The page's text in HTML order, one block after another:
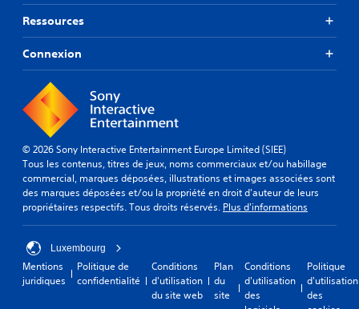
Ressources
Connexion
© 2026 Sony Interactive Entertainment Europe Limited (SIEE)
Tous les contenus, titres de jeux, noms commerciaux et/ou habillage
commercial, marques déposées, illustrations et images associées sont
des marques déposées et/ou la propriété en droit d'auteur de leurs
propriétaires respectifs. Tous droits réservés. Plus d'informations
Luxembourg
Mentions
juridiques
Politique de
confidentialité
Conditions
d'utilisation
du site web
Plan
du
site
Conditions
d'utilisation
des
Politique
d'utilisation
des